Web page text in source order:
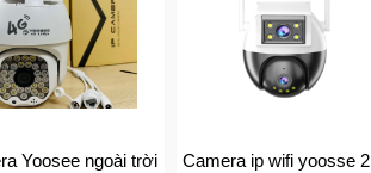
Yoosee ngoài trời
Camera ip wifi yoosse 2